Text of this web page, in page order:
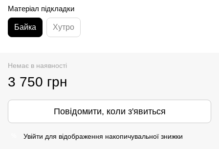
Матеріал підкладки
Байка Хутро
Немає в наявності
3 750 грн
Повідомити, коли з'явиться
Увійти для відображення накопичувальної знижки